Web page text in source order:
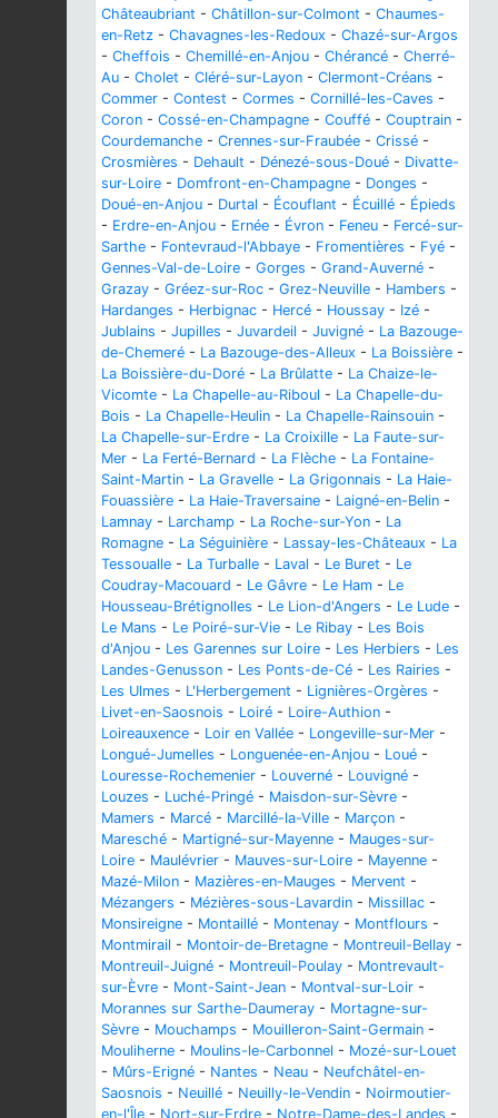
Châteaubriant - Châtillon-sur-Colmont - Chaumes-
en-Retz - Chavagnes-les-Redoux - Chazé-sur-Argos
- Cheffois - Chemillé-en-Anjou - Chérancé - Cherré-
Au - Cholet - Cléré-sur-Layon - Clermont-Créans -
Commer - Contest - Cormes - Cornillé-les-Caves -
Coron - Cossé-en-Champagne - Couffé - Couptrain -
Courdemanche - Crennes-sur-Fraubée - Crissé -
Crosmières - Dehault - Dénezé-sous-Doué - Divatte-
sur-Loire - Domfront-en-Champagne - Donges -
Doué-en-Anjou - Durtal - Écouflant - Écuillé - Épieds
- Erdre-en-Anjou - Ernée - Évron - Feneu - Fercé-sur-
Sarthe - Fontevraud-l'Abbaye - Fromentières - Fyé -
Gennes-Val-de-Loire - Gorges - Grand-Auverné -
Grazay - Gréez-sur-Roc - Grez-Neuville - Hambers -
Hardanges - Herbignac - Hercé - Houssay - Izé -
Jublains - Jupilles - Juvardeil - Juvigné - La Bazouge-
de-Chemeré - La Bazouge-des-Alleux - La Boissière -
La Boissière-du-Doré - La Brûlatte - La Chaize-le-
Vicomte - La Chapelle-au-Riboul - La Chapelle-du-
Bois - La Chapelle-Heulin - La Chapelle-Rainsouin -
La Chapelle-sur-Erdre - La Croixille - La Faute-sur-
Mer - La Ferté-Bernard - La Flèche - La Fontaine-
Saint-Martin - La Gravelle - La Grigonnais - La Haie-
Fouassière - La Haie-Traversaine - Laigné-en-Belin -
Lamnay - Larchamp - La Roche-sur-Yon - La
Romagne - La Séguinière - Lassay-les-Châteaux - La
Tessoualle - La Turballe - Laval - Le Buret - Le
Coudray-Macouard - Le Gâvre - Le Ham - Le
Housseau-Brétignolles - Le Lion-d'Angers - Le Lude -
Le Mans - Le Poiré-sur-Vie - Le Ribay - Les Bois
d'Anjou - Les Garennes sur Loire - Les Herbiers - Les
Landes-Genusson - Les Ponts-de-Cé - Les Rairies -
Les Ulmes - L'Herbergement - Lignières-Orgères -
Livet-en-Saosnois - Loiré - Loire-Authion -
Loireauxence - Loir en Vallée - Longeville-sur-Mer -
Longué-Jumelles - Longuenée-en-Anjou - Loué -
Louresse-Rochemenier - Louverné - Louvigné -
Louzes - Luché-Pringé - Maisdon-sur-Sèvre -
Mamers - Marcé - Marcillé-la-Ville - Marçon -
Maresché - Martigné-sur-Mayenne - Mauges-sur-
Loire - Maulévrier - Mauves-sur-Loire - Mayenne -
Mazé-Milon - Mazières-en-Mauges - Mervent -
Mézangers - Mézières-sous-Lavardin - Missillac -
Monsireigne - Montaillé - Montenay - Montflours -
Montmirail - Montoir-de-Bretagne - Montreuil-Bellay -
Montreuil-Juigné - Montreuil-Poulay - Montrevault-
sur-Èvre - Mont-Saint-Jean - Montval-sur-Loir -
Morannes sur Sarthe-Daumeray - Mortagne-sur-
Sèvre - Mouchamps - Mouilleron-Saint-Germain -
Mouliherne - Moulins-le-Carbonnel - Mozé-sur-Louet
- Mûrs-Erigné - Nantes - Neau - Neufchâtel-en-
Saosnois - Neuillé - Neuilly-le-Vendin - Noirmoutier-
en-l'Île - Nort-sur-Erdre - Notre-Dame-des-Landes -